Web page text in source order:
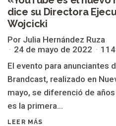
dice su Directora
Wojcicki
Por Julia Hernández Ruza
24 de mayo de 2022
El evento para anunciantes
Brandcast, realizado en
mayo, se diferenció de
es la primera...
LEER MÁS